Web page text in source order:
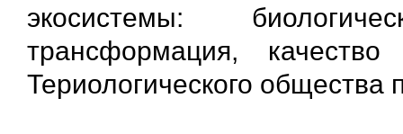
экосистемы:
трансформация,
Териологического общества